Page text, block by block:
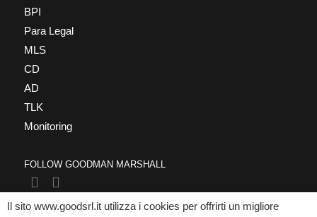
BPI
Para Legal
MLS
CD
AD
TLK
Monitoring
FOLLOW GOODMAN MARSHALL
Il sito www.goodsrl.it utilizza i cookies per offrirti un migliore